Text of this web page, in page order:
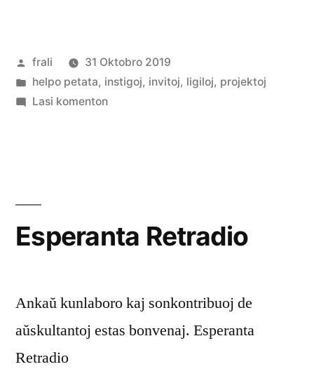
Afiŝita
de
frali
31 Oktobro 2019
Afiŝita
en
helpo petata, instigoj, invitoj, ligiloj, projektoj
Lasi komentonpri
Esperanta Retradio
Ankaŭ kunlaboro kaj sonkontribuoj de
aŭskultantoj estas bonvenaj. Esperanta
Retradio